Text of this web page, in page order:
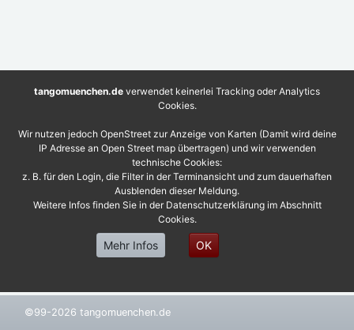
©99-2026 tangomuenchen.de
tangomuenchen.de verwendet keinerlei Tracking oder Analytics
Cookies.
Wir nutzen jedoch OpenStreet zur Anzeige von Karten (Damit wird deine
IP Adresse an Open Street map übertragen) und wir verwenden
technische Cookies:
z. B. für den Login, die Filter in der Terminansicht und zum dauerhaften
Ausblenden dieser Meldung.
Weitere Infos finden Sie in der Datenschutzerklärung im Abschnitt
Cookies.
Mehr Infos OK